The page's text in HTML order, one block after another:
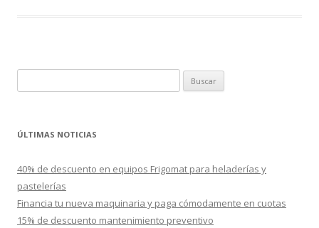
u
c
r
ÚLTIMAS NOTICIAS
40% de descuento en equipos Frigomat para heladerías y
pastelerías
Financia tu nueva maquinaria y paga cómodamente en cuotas
15% de descuento mantenimiento preventivo